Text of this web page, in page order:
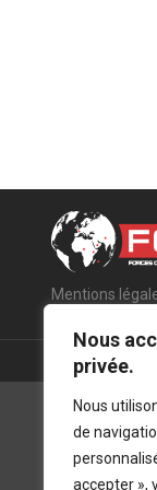
Nous
privée.
Nous
de
accepter »,
Mentions